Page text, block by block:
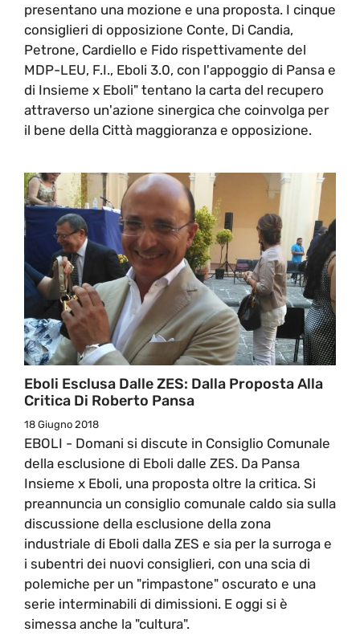
presentano una mozione e una proposta. I cinque
consiglieri di opposizione Conte, Di Candia,
Petrone, Cardiello e Fido rispettivamente del
MDP-LEU, F.I., Eboli 3.0, con l'appoggio di Pansa e
di Insieme x Eboli" tentano la carta del recupero
attraverso un'azione sinergica che coinvolga per
il bene della Città maggioranza e opposizione.
Eboli Esclusa Dalle ZES: Dalla Proposta Alla
Critica Di Roberto Pansa
18 Giugno 2018
EBOLI - Domani si discute in Consiglio Comunale
della esclusione di Eboli dalle ZES. Da Pansa
Insieme x Eboli, una proposta oltre la critica. Si
preannuncia un consiglio comunale caldo sia sulla
discussione della esclusione della zona
industriale di Eboli dalla ZES e sia per la surroga e
i subentri dei nuovi consiglieri, con una scia di
polemiche per un "rimpastone" oscurato e una
serie interminabili di dimissioni. E oggi si è
simessa anche la "cultura".